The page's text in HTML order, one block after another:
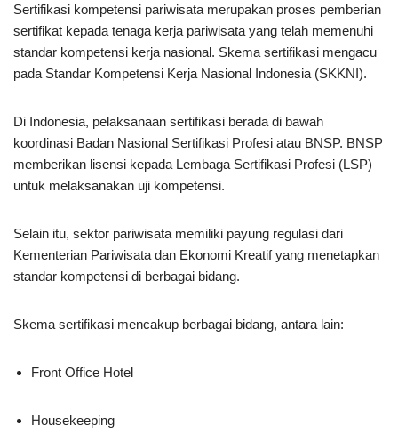
Sertifikasi kompetensi pariwisata merupakan proses pemberian
sertifikat kepada tenaga kerja pariwisata yang telah memenuhi
standar kompetensi kerja nasional. Skema sertifikasi mengacu
pada Standar Kompetensi Kerja Nasional Indonesia (SKKNI).
Di Indonesia, pelaksanaan sertifikasi berada di bawah
koordinasi Badan Nasional Sertifikasi Profesi atau BNSP. BNSP
memberikan lisensi kepada Lembaga Sertifikasi Profesi (LSP)
untuk melaksanakan uji kompetensi.
Selain itu, sektor pariwisata memiliki payung regulasi dari
Kementerian Pariwisata dan Ekonomi Kreatifyang menetapkan
standar kompetensi di berbagai bidang.
Skema sertifikasi mencakup berbagai bidang, antara lain:
Front Office Hotel
Housekeeping